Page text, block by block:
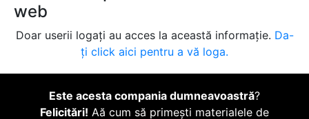
web
Doar userii logați au acces la această informație. Da-
ți click aici pentru a vă loga.
Este acesta compania dumneavoastră?
Felicitări! Aă cum să primești materialele de